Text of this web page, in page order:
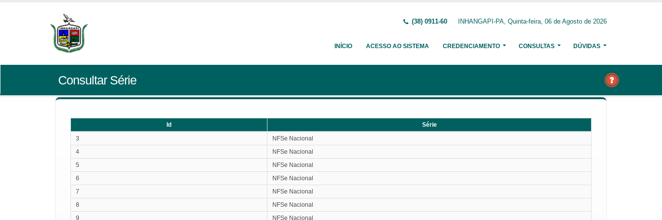
(38) 0911-60 INHANGAPI-PA, Quinta-feira, 06 de Agosto de 2026
INÍCIO ACESSO AO SISTEMA CREDENCIAMENTO CONSULTAS DÚVIDAS
Consultar Série
Id
Série
3
NFSe Nacional
4
NFSe Nacional
5
NFSe Nacional
6
NFSe Nacional
7
NFSe Nacional
8
NFSe Nacional
9
NFSe Nacional